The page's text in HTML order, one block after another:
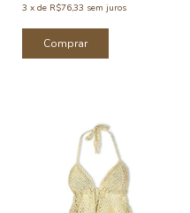
3 x de R$76,33 sem juros
Comprar